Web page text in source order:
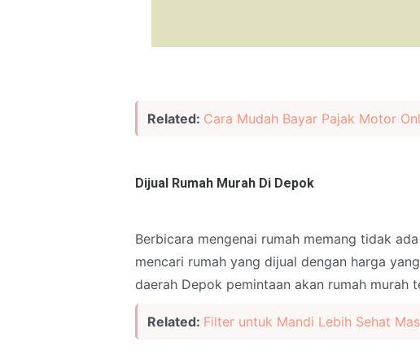
Related: Cara Mudah Bayar Pajak Motor
Dijual Rumah Murah Di Depok
Berbicara mengenai rumah memang tidak
mencari rumah yang dijual dengan harga
daerah Depok pemintaan akan rumah murah
Related: Filter untuk Mandi Lebih Sehat